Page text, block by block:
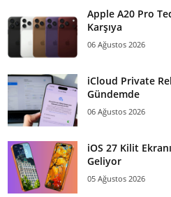
Apple A20 Pro
Karşıya
06 Ağustos 2026
iCloud Private
Gündemde
06 Ağustos 2026
iOS 27 Kilit
Geliyor
05 Ağustos 2026